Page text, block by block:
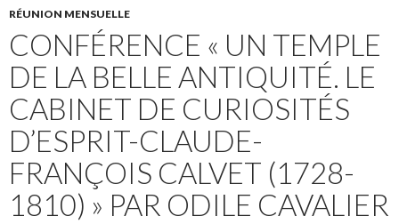
RÉUNION MENSUELLE
CONFÉRENCE « UN TEMPLE
DE LA BELLE ANTIQUITÉ. LE
CABINET DE CURIOSITÉS
D’ESPRIT-CLAUDE-
FRANÇOIS CALVET (1728-
1810) » PAR ODILE CAVALIER